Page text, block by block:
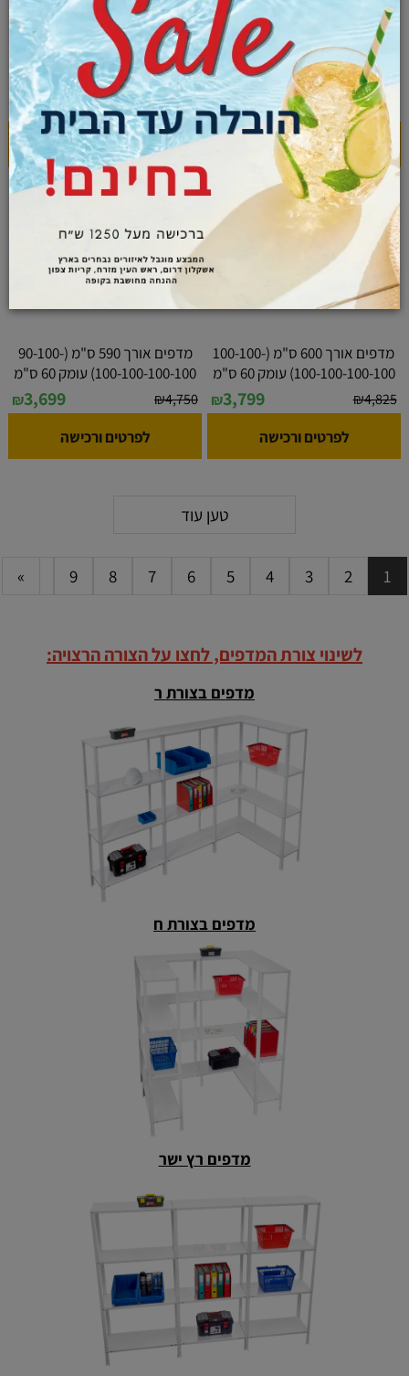
מדפים אורך 620 ס"מ (100-100-
100-100-110-110) עומק 60 ס"מ
₪4,925
₪3,875
לפרטים ורכישה
מדפים אורך 610 ס"מ (100-100-
100-100-100-110) עומק 60 ס"מ
₪4,870
₪3,825
לפרטים ורכישה
מדפים אורך 600 ס"מ (100-100-
100-100-100-100) עומק 60 ס"מ
₪4,825
₪3,799
לפרטים ורכישה
מדפים אורך 590 ס"מ (90-100-
100-100-100-100) עומק 60 ס"מ
₪4,750
₪3,699
לפרטים ורכישה
טען עוד
1
2
3
4
5
6
7
8
9
10
»
לשינוי צורת המדפים, לחצו על הצורה הרצויה:
מדפים בצורת ר
מדפים בצורת ח
מדפים רץ ישר